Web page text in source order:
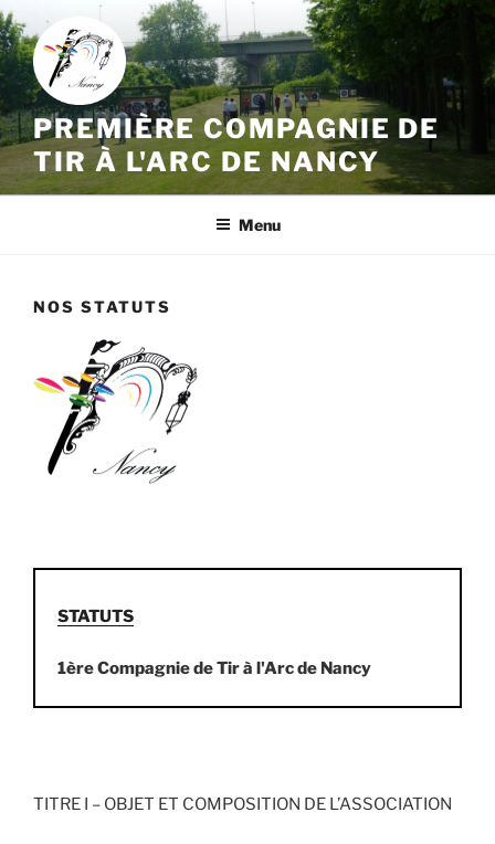
Aller
au
contenu
principal
PREMIÈRE COMPAGNIE DE
TIR À L'ARC DE NANCY
Menu
NOS STATUTS
STATUTS
1ère Compagnie de Tir à l'Arc de Nancy
TITRE I – OBJET ET COMPOSITION DE L’ASSOCIATION